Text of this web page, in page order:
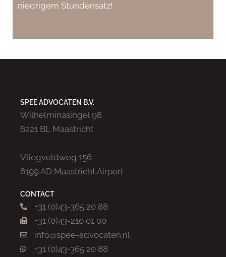
niedrigem Stundensatz!
SPEE ADVOCATEN B.V.
Wilhelminasingel 98
6221 BL Maastricht
Vliegveldweg 156
6199 AD Maastricht Airport
CONTACT
+31 (0)43-365 20 88
+31 (0)43-210 01 00
info@spee-advocaten.nl
+31 (0)43-365 20 88